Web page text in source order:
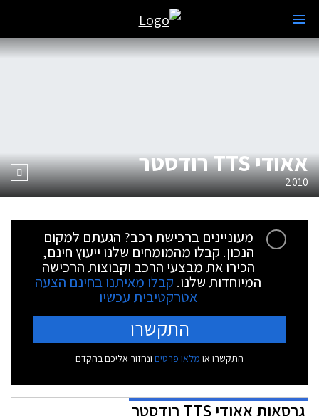
אאודי TTS רודסטר
2010
מעוניינים ברכישת רכב? הגעתם למקום
הנכון. קבלו מהמומחים שלנו ייעוץ חינם,
הכירו את מבצעי הרכב וקבוצות הרכישה
המיוחדות שלנו. קבלו מאיתנו בחינם הצעה
אטרקטיבית עכשיו
התקשרו
התקשרו או מלאו פרטים ונחזור אליכם בהקדם
גרסאותאאודי TTS רודסטר